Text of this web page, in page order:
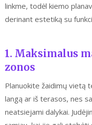
linkme, todėl kiemo
derinant estetiką su
1. Maksimalus
zonos
Planuokite žaidimų vietą
langą ar iš terasos, nes
neatsiejami dalykai.